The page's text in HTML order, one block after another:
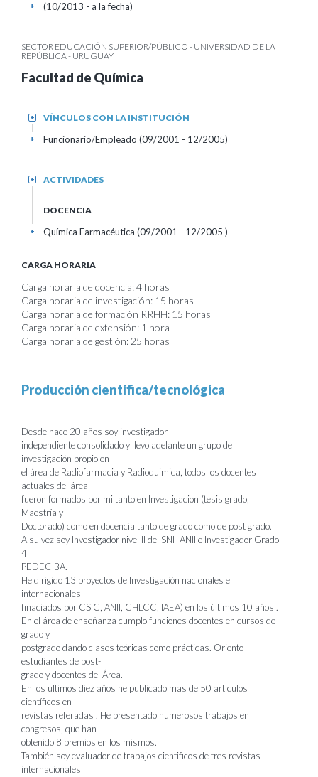
(10/2013 - a la fecha)
+
SECTOR EDUCACIÓN SUPERIOR/PÚBLICO - UNIVERSIDAD DE LA
REPÚBLICA - URUGUAY
Facultad de Química
VÍNCULOS CON LA INSTITUCIÓN
+
Funcionario/Empleado (09/2001 - 12/2005)
+
ACTIVIDADES
+
DOCENCIA
Química Farmacéutica (09/2001 - 12/2005 )
+
CARGA HORARIA
Carga horaria de docencia: 4 horas
Carga horaria de investigación: 15 horas
Carga horaria de formación RRHH: 15 horas
Carga horaria de extensión: 1 hora
Carga horaria de gestión: 25 horas
Producción científica/tecnológica
Desde hace 20 años soy investigador
independiente consolidado y llevo adelante un grupo de
investigación propio en
el área de Radiofarmacia y Radioquimica, todos los docentes
actuales del área
fueron formados por mi tanto en Investigacion (tesis grado,
Maestría y
Doctorado) como en docencia tanto de grado como de post grado.
A su vez soy Investigador nivel II del SNI- ANII e Investigador Grado
4
PEDECIBA.
He dirigido 13 proyectos de Investigación nacionales e
internacionales
finaciados por CSIC, ANII, CHLCC, IAEA) en los últimos 10 años .
En el área de enseñanza cumplo funciones docentes en cursos de
grado y
postgrado dando clases teóricas como prácticas. Oriento
estudiantes de post-
grado y docentes del Área.
En los últimos diez años he publicado mas de 50 articulos
científicos en
revistas referadas . He presentado numerosos trabajos en
congresos, que han
obtenido 8 premios en los mismos.
También soy evaluador de trabajos cientificos de tres revistas
internacionales